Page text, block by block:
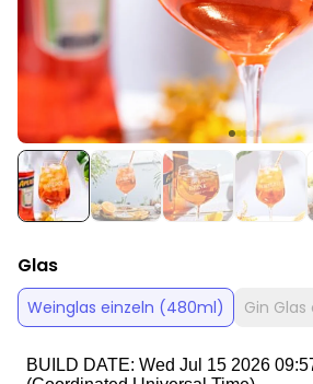
49,99 €
Personalisierbar
Personalisierbares
Geschenkpapier mit
19,99 €
Glas
Weinglas einzeln (480ml) Gin